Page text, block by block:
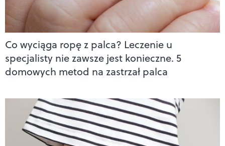
Co wyciąga ropę z palca? Leczenie u
specjalisty nie zawsze jest konieczne. 5
domowych metod na zastrzał palca